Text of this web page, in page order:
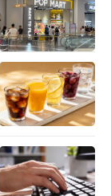
加盟，直
一个可以奋
手打造AI商
地、实现商